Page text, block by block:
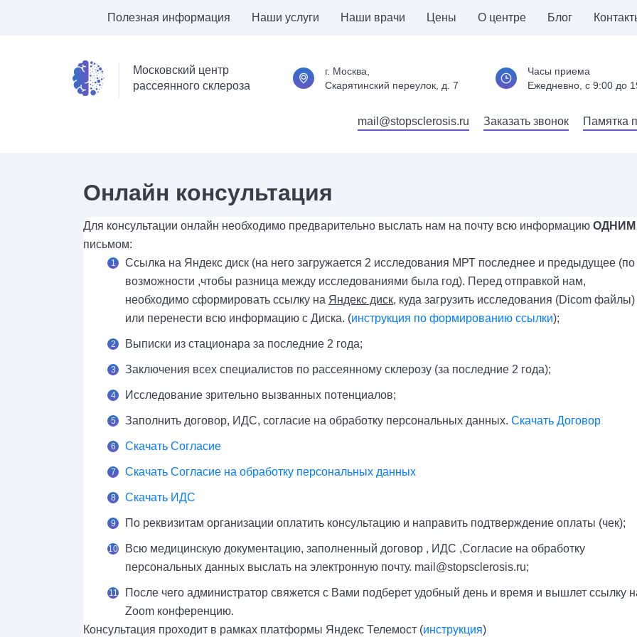
Полезная информация Наши услуги Наши врачи Цены О центре Блог
Московский центр
рассеянного склероза
г. Москва,
Скарятинский переулок, д. 7
Часы приема
Ежедневно, c 9:00 до
mail@stopsclerosis.ru Заказать звонок Памятка
Онлайн консультация
Для консультации онлайн необходимо предварительно выслать нам на почту всю информацию ОДНИМ
письмом:
Ссылка на Яндекс диск (на него загружается 2 исследования МРТ последнее и предыдущее (по
возможности ,чтобы разница между исследованиями была год). Перед отправкой нам,
необходимо сформировать ссылку на Яндекс диск, куда загрузить исследования (Dicom файлы)
или перенести всю информацию с Диска. (инструкция по формированию ссылки);
Выписки из стационара за последние 2 года;
Заключения всех специалистов по рассеянному склерозу (за последние 2 года);
Исследование зрительно вызванных потенциалов;
Заполнить договор, ИДС, согласие на обработку персональных данных. Скачать Договор
Скачать Согласие
Скачать Согласие на обработку персональных данных
Скачать ИДС
По реквизитам организации оплатить консультацию и направить подтверждение оплаты (чек);
Всю медицинскую документацию, заполненный договор , ИДС ,Согласие на обработку
персональных данных выслать на электронную почту. mail@stopsclerosis.ru;
После чего администратор свяжется с Вами подберет удобный день и время и вышлет ссылку
Zoom конференцию.
Консультация проходит в рамках платформы Яндекс Телемост (инструкция)